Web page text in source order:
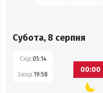
Субота, 8 серпня
Схід:05:14
Захід:19:58
00:00